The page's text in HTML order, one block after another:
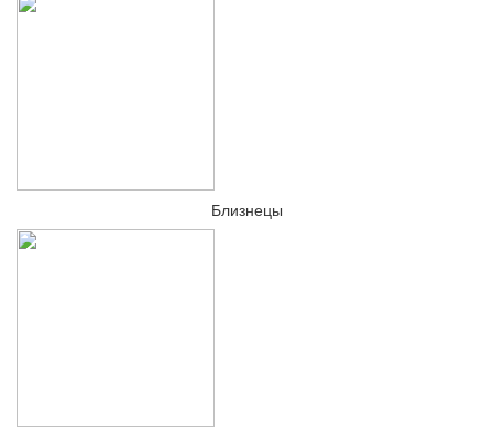
Близнецы